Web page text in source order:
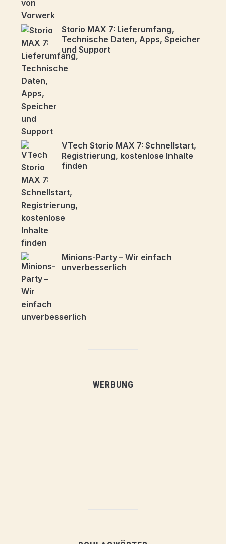
Storio MAX 7: Lieferumfang,
Technische Daten, Apps, Speicher
und Support
VTech Storio MAX 7: Schnellstart,
Registrierung, kostenlose Inhalte
finden
Minions-Party – Wir einfach
unverbesserlich
WERBUNG